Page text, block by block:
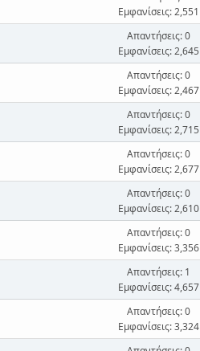
Εμφανίσεις: 2,551
Απαντήσεις: 0
Εμφανίσεις: 2,645
Απαντήσεις: 0
Εμφανίσεις: 2,467
Απαντήσεις: 0
Εμφανίσεις: 2,715
Απαντήσεις: 0
Εμφανίσεις: 2,677
Απαντήσεις: 0
Εμφανίσεις: 2,610
Απαντήσεις: 0
Εμφανίσεις: 3,356
Απαντήσεις: 1
Εμφανίσεις: 4,657
Απαντήσεις: 0
Εμφανίσεις: 3,324